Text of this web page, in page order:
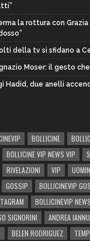
la rottura con Grazia
della tv si sfidano a
Moser: il gesto
Hadid, due anelli
BOLLICINE
BOLLICINE VIP NEWS VIP
RIVELAZIONI VIP
GOSSIP BOLLICINEVIP
BOLLICINEVIP
SIGNORINI ANDREA
BELEN RODRIGUEZ